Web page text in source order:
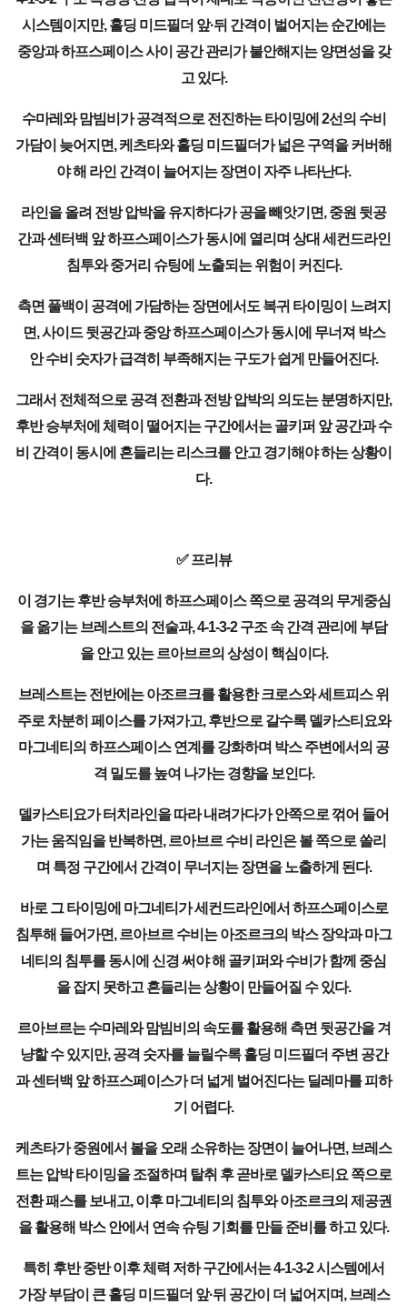
시스템이지만, 홀딩 미드필더 앞·뒤 간격이 벌어지는 순간에는
중앙과 하프스페이스 사이 공간 관리가 불안해지는 양면성을 갖
고 있다.
수마레와 맘빔비가 공격적으로 전진하는 타이밍에 2선의 수비
가담이 늦어지면, 케츠타와 홀딩 미드필더가 넓은 구역을 커버해
야 해 라인 간격이 늘어지는 장면이 자주 나타난다.
라인을 올려 전방 압박을 유지하다가 공을 빼앗기면, 중원 뒷공
간과 센터백 앞 하프스페이스가 동시에 열리며 상대 세컨드라인
침투와 중거리 슈팅에 노출되는 위험이 커진다.
측면 풀백이 공격에 가담하는 장면에서도 복귀 타이밍이 느려지
면, 사이드 뒷공간과 중앙 하프스페이스가 동시에 무너져 박스
안 수비 숫자가 급격히 부족해지는 구도가 쉽게 만들어진다.
그래서 전체적으로 공격 전환과 전방 압박의 의도는 분명하지만,
후반 승부처에 체력이 떨어지는 구간에서는 골키퍼 앞 공간과 수
비 간격이 동시에 흔들리는 리스크를 안고 경기해야 하는 상황이
다.
✅ 프리뷰
이 경기는 후반 승부처에 하프스페이스 쪽으로 공격의 무게중심
을 옮기는 브레스트의 전술과, 4-1-3-2 구조 속 간격 관리에 부담
을 안고 있는 르아브르의 상성이 핵심이다.
브레스트는 전반에는 아조르크를 활용한 크로스와 세트피스 위
주로 차분히 페이스를 가져가고, 후반으로 갈수록 델카스티요와
마그네티의 하프스페이스 연계를 강화하며 박스 주변에서의 공
격 밀도를 높여 나가는 경향을 보인다.
델카스티요가 터치라인을 따라 내려가다가 안쪽으로 꺾어 들어
가는 움직임을 반복하면, 르아브르 수비 라인은 볼 쪽으로 쏠리
며 특정 구간에서 간격이 무너지는 장면을 노출하게 된다.
바로 그 타이밍에 마그네티가 세컨드라인에서 하프스페이스로
침투해 들어가면, 르아브르 수비는 아조르크의 박스 장악과 마그
네티의 침투를 동시에 신경 써야 해 골키퍼와 수비가 함께 중심
을 잡지 못하고 흔들리는 상황이 만들어질 수 있다.
르아브르는 수마레와 맘빔비의 속도를 활용해 측면 뒷공간을 겨
냥할 수 있지만, 공격 숫자를 늘릴수록 홀딩 미드필더 주변 공간
과 센터백 앞 하프스페이스가 더 넓게 벌어진다는 딜레마를 피하
기 어렵다.
케츠타가 중원에서 볼을 오래 소유하는 장면이 늘어나면, 브레스
트는 압박 타이밍을 조절하며 탈취 후 곧바로 델카스티요 쪽으로
전환 패스를 보내고, 이후 마그네티의 침투와 아조르크의 제공권
을 활용해 박스 안에서 연속 슈팅 기회를 만들 준비를 하고 있다.
특히 후반 중반 이후 체력 저하 구간에서는 4-1-3-2 시스템에서
가장 부담이 큰 홀딩 미드필더 앞·뒤 공간이 더 넓어지며, 브레스